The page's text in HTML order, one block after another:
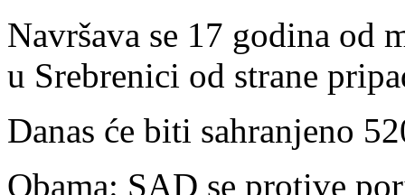
Navršava se 17 godina od
u Srebrenici od strane
Danas će biti sahranjeno
Obama: SAD se protive